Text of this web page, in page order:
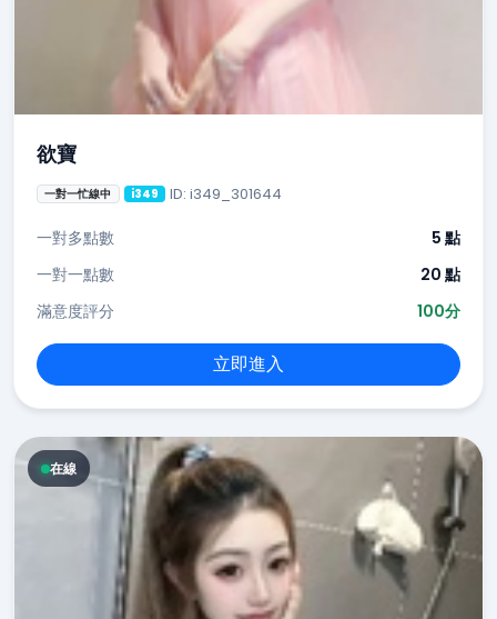
欲寶
一對一忙線中 i349 ID: i349_301644
一對多點數
5 點
一對一點數
20 點
滿意度評分
100分
立即進入
在線